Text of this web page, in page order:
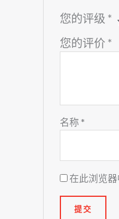
您的评级 *
您的评价 *
名称 *
在此浏览